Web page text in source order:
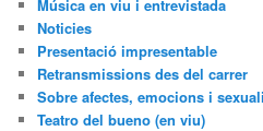
Música en viu i entrevistada
Noticies
Presentació impresentable
Retransmissions des del carrer
Sobre afectes, emocions i
Teatro del bueno (en viu)